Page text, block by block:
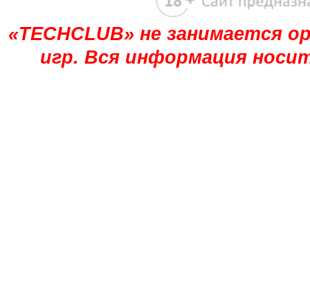
«TECHCLUB» не занимается
игр. Вся информация